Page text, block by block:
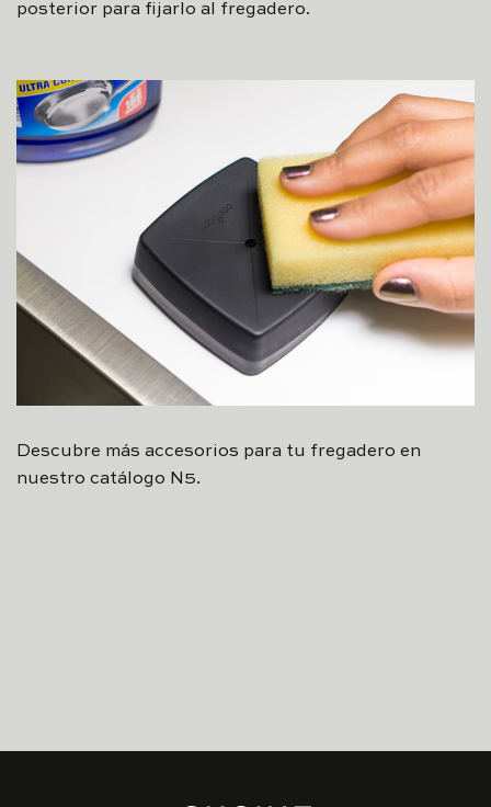
posterior para fijarlo al fregadero.
Descubre más accesorios para tu fregadero en
nuestro catálogo N5.